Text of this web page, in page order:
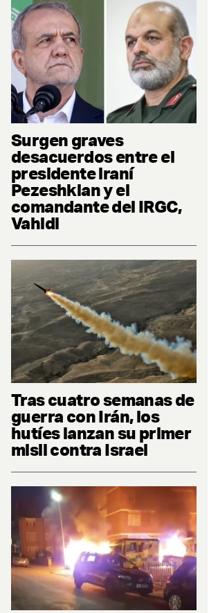
Surgen graves
desacuerdos entre el
presidente iraní
Pezeshkian y el
comandante del IRGC,
Vahidi
Tras cuatro semanas de
guerra con Irán, los
hutíes lanzan su primer
misil contra Israel